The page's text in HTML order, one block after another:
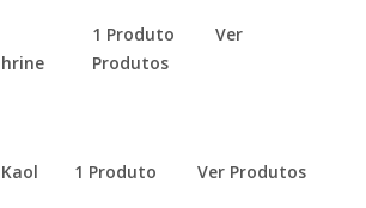
1 Produto
Ver
Produtos
Kaol 1 Produto Ver Produtos